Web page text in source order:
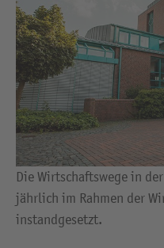
Die Wirtschaftswege in
jährlich im Rahmen der
instandgesetzt.